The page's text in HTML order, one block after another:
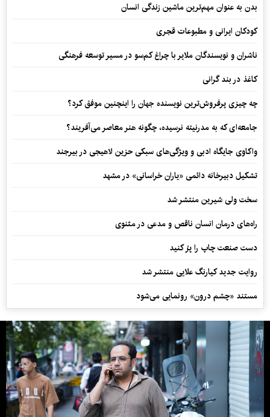
بدن به عنوان مهم‌ترین ماشین زندگی انسان
کودکان ایرانی و مطبوعات قجری
ناشران و نویسندگان ملایر با چراغ کم‌سو در مسیر توسعه فرهنگی
کاغذ در بند گرانی
چه چیزی پرفروش‌ترین نویسنده جهان را اینچنین موفق کرد؟
جامعه‌ای که به مدرنیته نرسیده، چگونه هنر معاصر می‌آفریند؟
واکاوی جایگاه ادبی و ویژگی‌های سبکی حزین لاهیجی در بیرجند
تشکیل دبیرخانه دائمی «یاران خراسانی» در مشهد
سخت ولی شیرین منتشر شد
راه‌های درمان انسان ناقص و مدعی در مثنوی
دست صنعت چاپ را پرُ کنید
روایت جدید کیارنگ علایی منتشر شد
مستند «چشم درون» رونمایی می‌شود